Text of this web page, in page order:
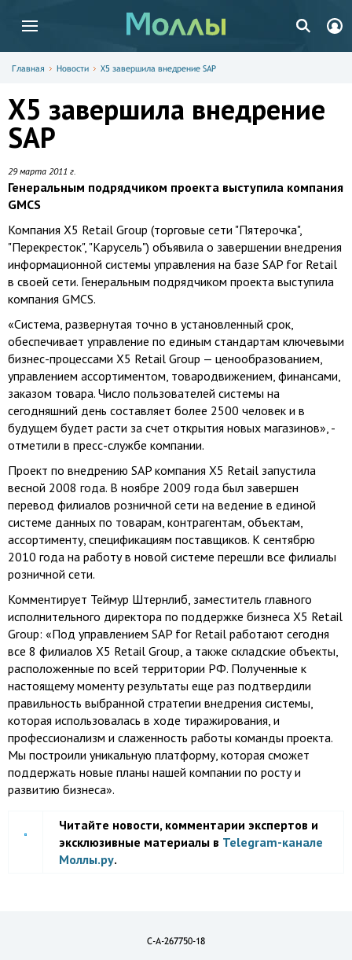
Главная Новости X5 завершила внедрение SAP
X5 завершила внедрение
SAP
29 марта 2011 г.
Генеральным подрядчиком проекта выступила компания
GMCS
Компания X5 Retail Group (торговые сети "Пятерочка",
"Перекресток", "Карусель") объявила о завершении внедрения
информационной системы управления на базе SAP for Retail
в своей сети. Генеральным подрядчиком проекта выступила
компания GMCS.
«Система, развернутая точно в установленный срок,
обеспечивает управление по единым стандартам ключевыми
бизнес-процессами X5 Retail Group — ценообразованием,
управлением ассортиментом, товародвижением, финансами,
заказом товара. Число пользователей системы на
сегодняшний день составляет более 2500 человек и в
будущем будет расти за счет открытия новых магазинов», -
отметили в пресс-службе компании.
Проект по внедрению SAP компания X5 Retail запустила
весной 2008 года. В ноябре 2009 года был завершен
перевод филиалов розничной сети на ведение в единой
системе данных по товарам, контрагентам, объектам,
ассортименту, спецификациям поставщиков. К сентябрю
2010 года на работу в новой системе перешли все филиалы
розничной сети.
Комментирует Теймур Штернлиб, заместитель главного
исполнительного директора по поддержке бизнеса X5 Retail
Group: «Под управлением SAP for Retail работают сегодня
все 8 филиалов X5 Retail Group, а также складские объекты,
расположенные по всей территории РФ. Полученные к
настоящему моменту результаты еще раз подтвердили
правильность выбранной стратегии внедрения системы,
которая использовалась в ходе тиражирования, и
профессионализм и слаженность работы команды проекта.
Мы построили уникальную платформу, которая сможет
поддержать новые планы нашей компании по росту и
развитию бизнеса».
Читайте новости, комментарии экспертов и
эксклюзивные материалы в Telegram-канале
Моллы.ру.
C-A-267750-18